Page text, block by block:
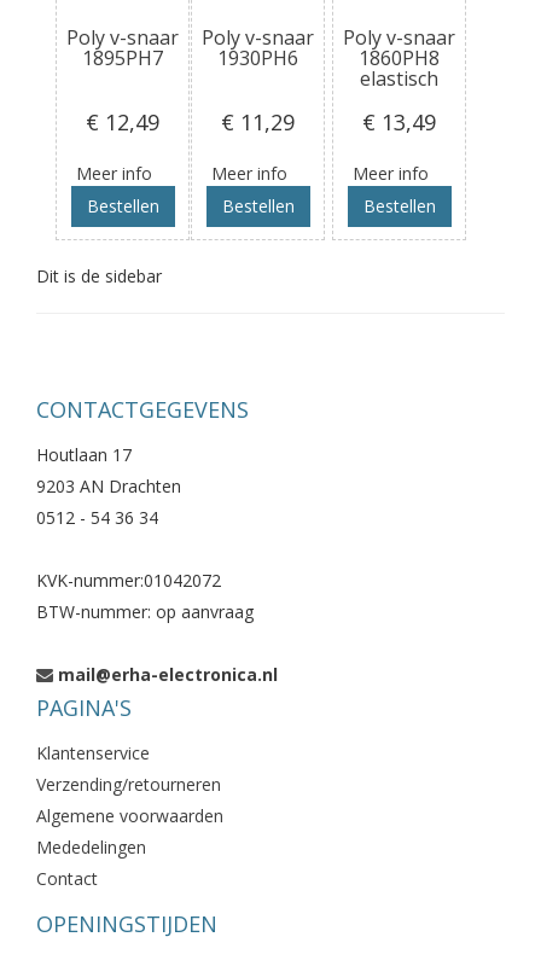
Poly v-snaar
1895PH7
€ 12,49
Meer info
Bestellen
Poly v-snaar
1930PH6
€ 11,29
Meer info
Bestellen
Poly v-snaar
1860PH8
elastisch
€ 13,49
Meer info
Bestellen
Dit is de sidebar
CONTACTGEGEVENS
Houtlaan 17
9203 AN Drachten
0512 - 54 36 34
KVK-nummer:01042072
BTW-nummer: op aanvraag
mail@erha-electronica.nl
PAGINA'S
Klantenservice
Verzending/retourneren
Algemene voorwaarden
Mededelingen
Contact
OPENINGSTIJDEN